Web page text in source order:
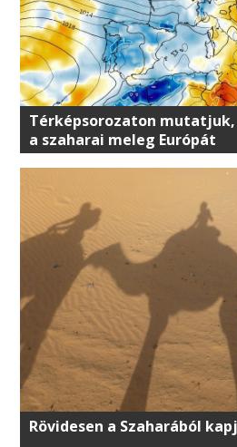
Térképsorozaton
a szaharai meleg Európát
Rövidesen a Szaharából